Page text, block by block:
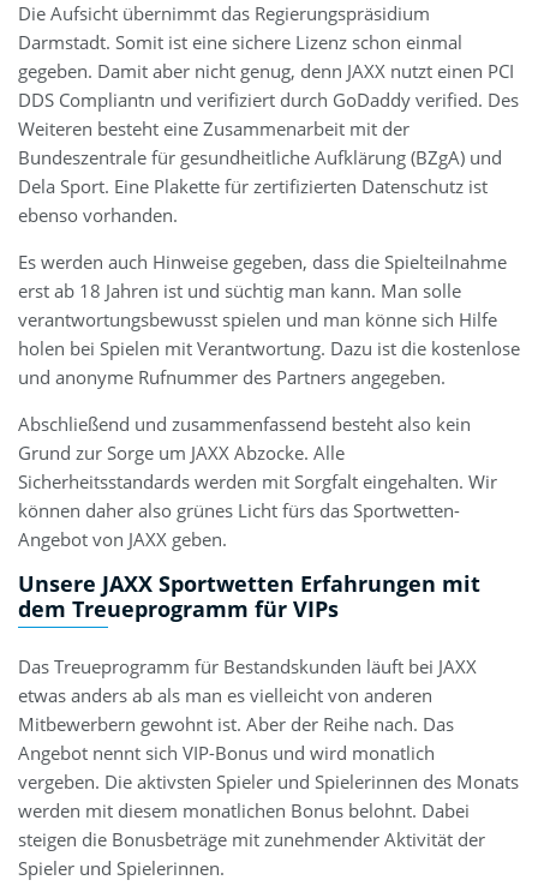
Die Aufsicht übernimmt das Regierungspräsidium
Darmstadt. Somit ist eine sichere Lizenz schon einmal
gegeben. Damit aber nicht genug, denn JAXX nutzt einen PCI
DDS Compliantn und verifiziert durch GoDaddy verified. Des
Weiteren besteht eine Zusammenarbeit mit der
Bundeszentrale für gesundheitliche Aufklärung (BZgA) und
Dela Sport. Eine Plakette für zertifizierten Datenschutz ist
ebenso vorhanden.
Es werden auch Hinweise gegeben, dass die Spielteilnahme
erst ab 18 Jahren ist und süchtig man kann. Man solle
verantwortungsbewusst spielen und man könne sich Hilfe
holen bei Spielen mit Verantwortung. Dazu ist die kostenlose
und anonyme Rufnummer des Partners angegeben.
Abschließend und zusammenfassend besteht also kein
Grund zur Sorge um JAXX Abzocke. Alle
Sicherheitsstandards werden mit Sorgfalt eingehalten. Wir
können daher also grünes Licht fürs das Sportwetten-
Angebot von JAXX geben.
Unsere JAXX Sportwetten Erfahrungen mit
dem Treueprogramm für VIPs
Das Treueprogramm für Bestandskunden läuft bei JAXX
etwas anders ab als man es vielleicht von anderen
Mitbewerbern gewohnt ist. Aber der Reihe nach. Das
Angebot nennt sich VIP-Bonus und wird monatlich
vergeben. Die aktivsten Spieler und Spielerinnen des Monats
werden mit diesem monatlichen Bonus belohnt. Dabei
steigen die Bonusbeträge mit zunehmender Aktivität der
Spieler und Spielerinnen.